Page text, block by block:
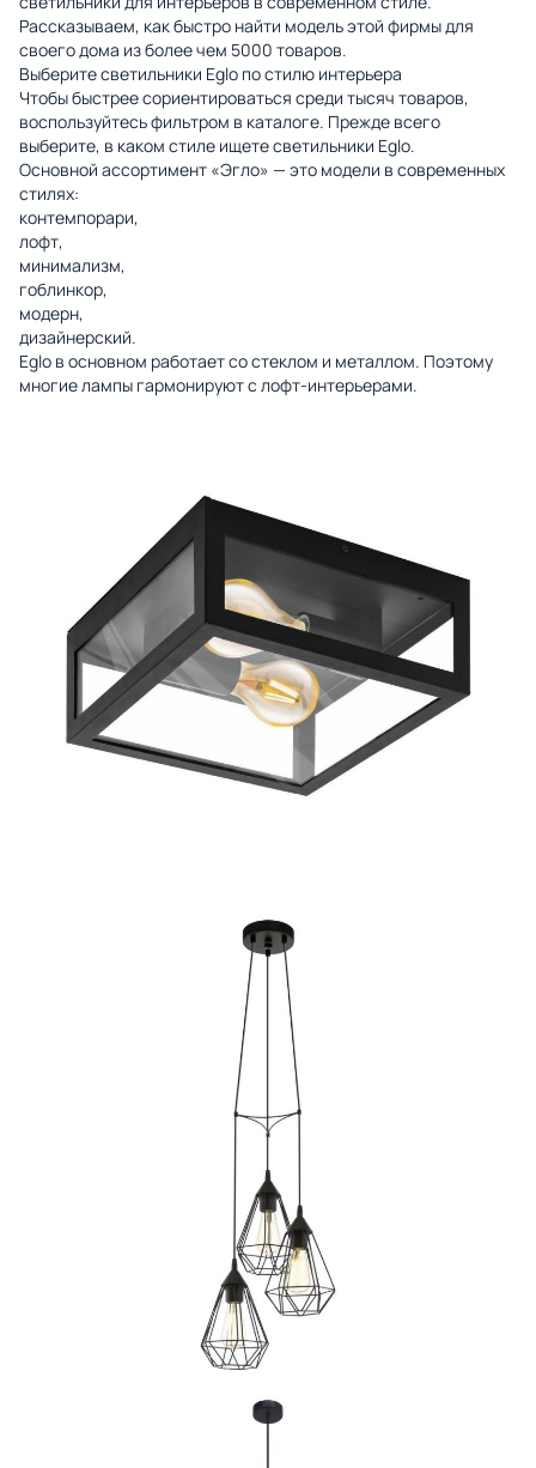
Рассказываем, как быстро найти модель этой фирмы для
своего дома из более чем 5000 товаров.
Выберите светильники Eglo по стилю интерьера
Чтобы быстрее сориентироваться среди тысяч товаров,
воспользуйтесь фильтром в каталоге. Прежде всего
выберите, в каком стиле ищете светильники Eglo.
Основной ассортимент «Эгло» — это модели в современных
стилях:
контемпорари,
лофт,
минимализм,
гоблинкор,
модерн,
дизайнерский.
Eglo в основном работает со стеклом и металлом. Поэтому
многие лампы гармонируют с лофт-интерьерами.